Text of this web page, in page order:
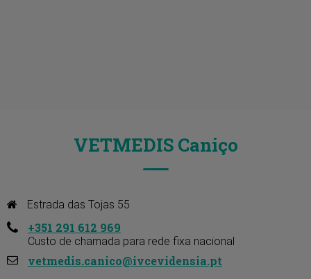
VETMEDIS Caniço
Estrada das Tojas 55
+351 291 612 969
Custo de chamada para rede fixa nacional
vetmedis.canico@ivcevidensia.pt